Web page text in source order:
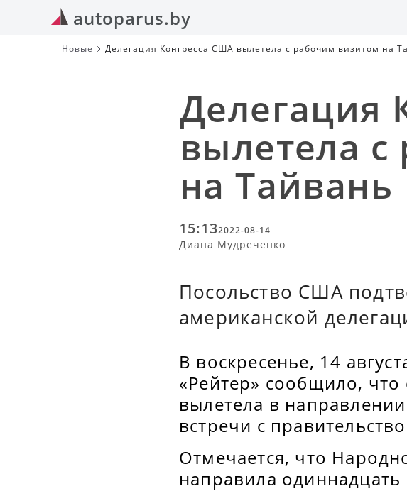
autoparus.by
Новые Делегация Конгресса США вылетела с рабочим визитом на
Делегация
вылетела
на Тайвань
15:132022-08-14
Диана Мудреченко
Посольство США
американской
В воскресенье, 14
«Рейтер» сообщило,
вылетела в
встречи с
Отмечается, что
направила